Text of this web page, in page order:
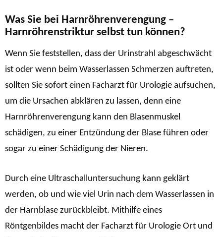
Was Sie bei Harnröhrenverengung –
Harnröhrenstriktur selbst tun können?
Wenn Sie feststellen, dass der Urinstrahl abgeschwächt
ist oder wenn beim Wasserlassen Schmerzen auftreten,
sollten Sie sofort einen Facharzt für Urologie aufsuchen,
um die Ursachen abklären zu lassen, denn eine
Harnröhrenverengung kann den Blasenmuskel
schädigen, zu einer Entzündung der Blase führen oder
sogar zu einer Schädigung der Nieren.
Durch eine Ultraschalluntersuchung kann geklärt
werden, ob und wie viel Urin nach dem Wasserlassen in
der Harnblase zurückbleibt. Mithilfe eines
Röntgenbildes macht der Facharzt für Urologie Ort und